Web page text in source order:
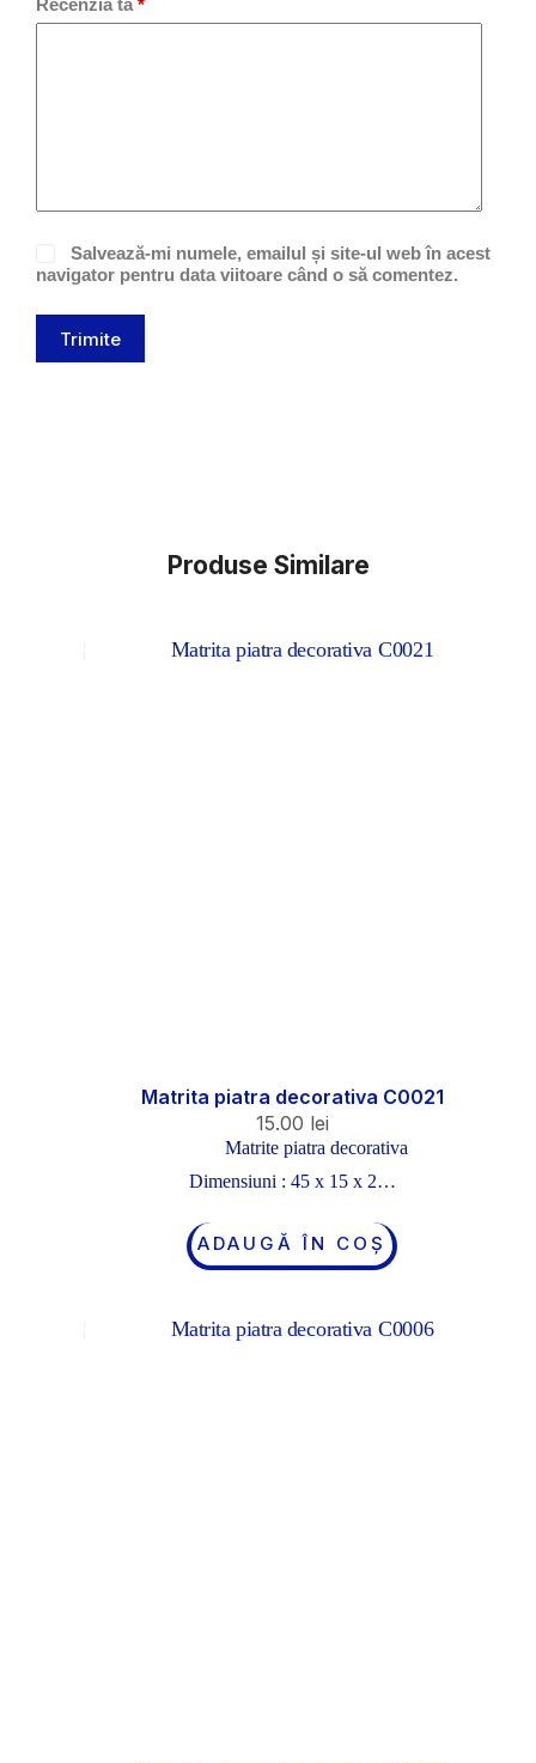
Salvează-mi numele, emailul și site-ul web în acest
navigator pentru data viitoare când o să comentez.
Trimite
Produse Similare
Matrita piatra decorativa C0021
15.00 lei
Matrite piatra decorativa
Dimensiuni : 45 x 15 x 2…
ADAUGĂ ÎN COȘ